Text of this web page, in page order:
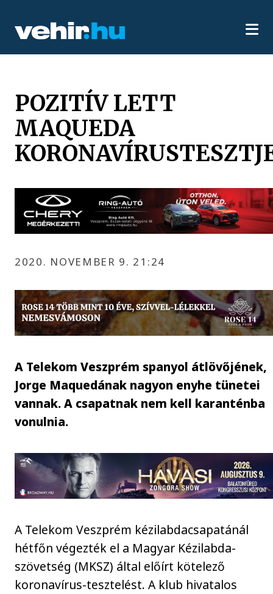
POZITÍV LETT
MAQUEDA
2020. NOVEMBER 9. 21:24
A Telekom Veszprém spanyol átlövőjének,
Jorge Maquedának nagyon enyhe tünetei
vannak. A csapatnak nem kell karanténba
vonulnia.
A Telekom Veszprém kézilabdacsapatánál
hétfőn végezték el a Magyar Kézilabda-
szövetség (MKSZ) által előírt kötelező
koronavírus-tesztelést. A klub hivatalos